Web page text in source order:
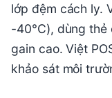
lớp đệm cách ly.
-40°C), dùng
gain cao. Việt
khảo sát môi